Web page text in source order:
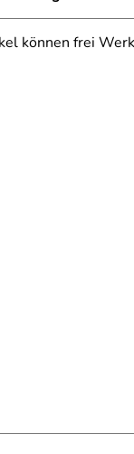
können frei